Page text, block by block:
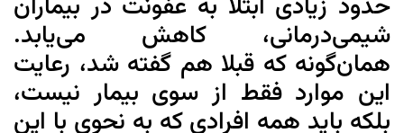
شیمی‌درمانی، کاهش می‌یابد.
همان‌گونه که قبلا هم گفته شد، رعایت
این موارد فقط از سوی بیمار نیست،
بلکه باید همه افرادی که به نحوی با این